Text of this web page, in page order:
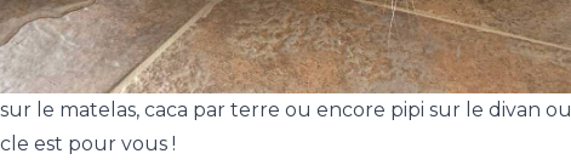
le matelas, caca par terre ou encore pipi sur le divan ou
est pour vous !